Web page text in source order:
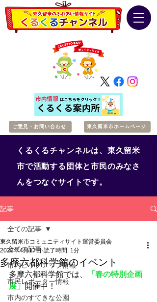
ご意見・お問い合わせ 東久留米市ホームページ
くるくるチャンネルは、東久留米
市で活動する団体と市民のみなさ
んをつなぐサイトです。
記事
全ての記事
市内ピックアップ情報
市民レポーター情報
市内のすてきな公園
全ての記事
多摩六都科学館のイベント
東久留米市コミュニティサイト運営委員会
2022年4月17日 読了時間: 1分
多摩六都科学館では、
「春の特別企画
展」開催中！